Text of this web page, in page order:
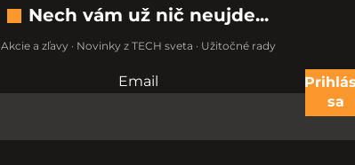
Nech vám už nič neujde...
Akcie a zľavy · Novinky z TECH sveta · Užitočné rady
Nevypĺňajte toto pole:
Email
sa